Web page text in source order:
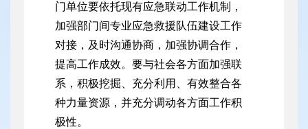
门单位要依托现有应急联动工作机制，
加强部门间专业应急救援队伍建设工作
对接，及时沟通协商，加强协调合作，
提高工作成效。要与社会各方面加强联
系，积极挖掘、充分利用、有效整合各
种力量资源，并充分调动各方面工作积
极性。